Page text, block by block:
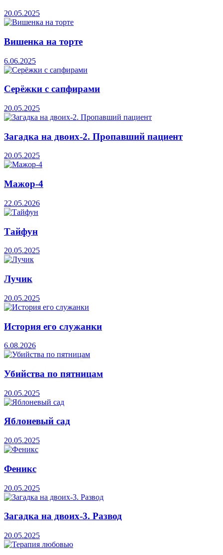
20.05.2025
Вишенка на торте
6.06.2025
Серёжки с сапфирами
20.05.2025
Загадка на двоих-2. Пропавший пациент
20.05.2025
Мажор-4
22.05.2026
Тайфун
20.05.2025
Лучик
20.05.2025
История его служанки
6.08.2026
Убийства по пятницам
20.05.2025
Яблоневый сад
20.05.2025
Феникс
20.05.2025
Загадка на двоих-3. Развод
20.05.2025